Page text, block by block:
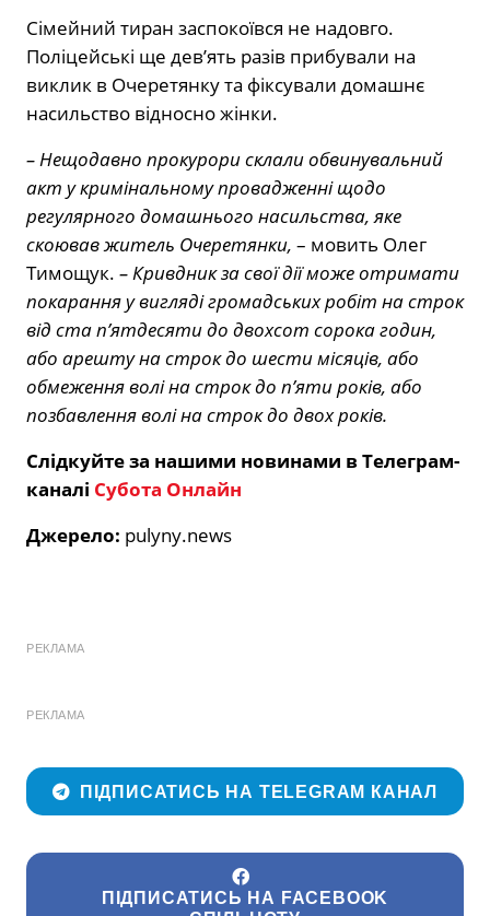
Сімейний тиран заспокоївся не надовго.
Поліцейські ще дев’ять разів прибували на
виклик в Очеретянку та фіксували домашнє
насильство відносно жінки.
– Нещодавно прокурори склали обвинувальний
акт у кримінальному провадженні щодо
регулярного домашнього насильства, яке
скоював житель Очеретянки, – мовить Олег
Тимощук. – Кривдник за свої дії може отримати
покарання у вигляді громадських робіт на строк
від ста п’ятдесяти до двохсот сорока годин,
або арешту на строк до шести місяців, або
обмеження волі на строк до п’яти років, або
позбавлення волі на строк до двох років.
Слідкуйте за нашими новинами в Телеграм-
каналі Субота Онлайн
Джерело: pulyny.news
РЕКЛАМА
РЕКЛАМА
ПІДПИСАТИСЬ НА TELEGRAM КАНАЛ
ПІДПИСАТИСЬ НА FACEBOOK